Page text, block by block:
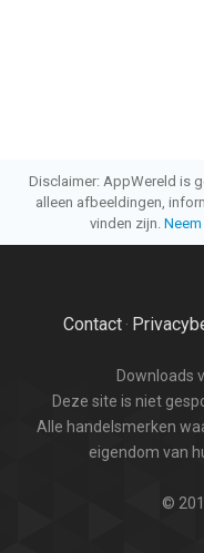
Disclaimer: AppWereld is
alleen afbeeldingen,
vinden zijn.
Contact·
Downloads
Deze site is niet
Alle handelsmerken
eigendom van
©